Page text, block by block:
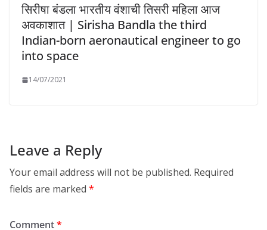
सिरीषा बंडला भारतीय वंशाची तिसरी महिला आज
अवकाशात | Sirisha Bandla the third
Indian-born aeronautical engineer to go
into space
14/07/2021
Leave a Reply
Your email address will not be published. Required
fields are marked *
Comment*